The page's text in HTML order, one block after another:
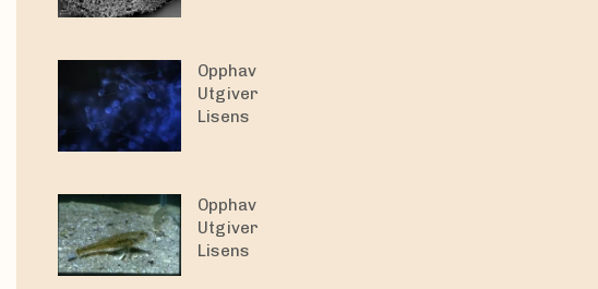
Opphav
Utgiver
Lisens
Opphav
Utgiver
Lisens